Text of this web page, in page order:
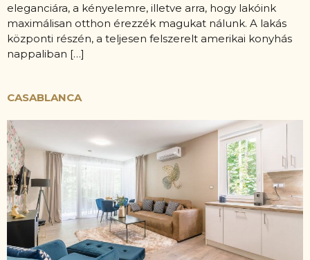
eleganciára, a kényelemre, illetve arra, hogy lakóink
maximálisan otthon érezzék magukat nálunk. A lakás
központi részén, a teljesen felszerelt amerikai konyhás
nappaliban […]
CASABLANCA